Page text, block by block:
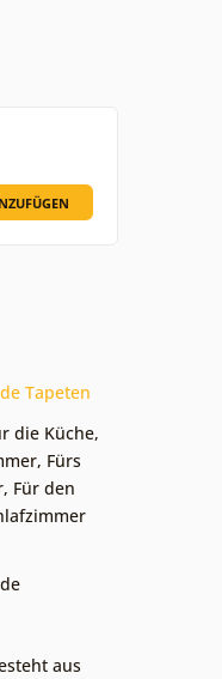
Tapeten
die Küche,
, Fürs
, Für den
aus